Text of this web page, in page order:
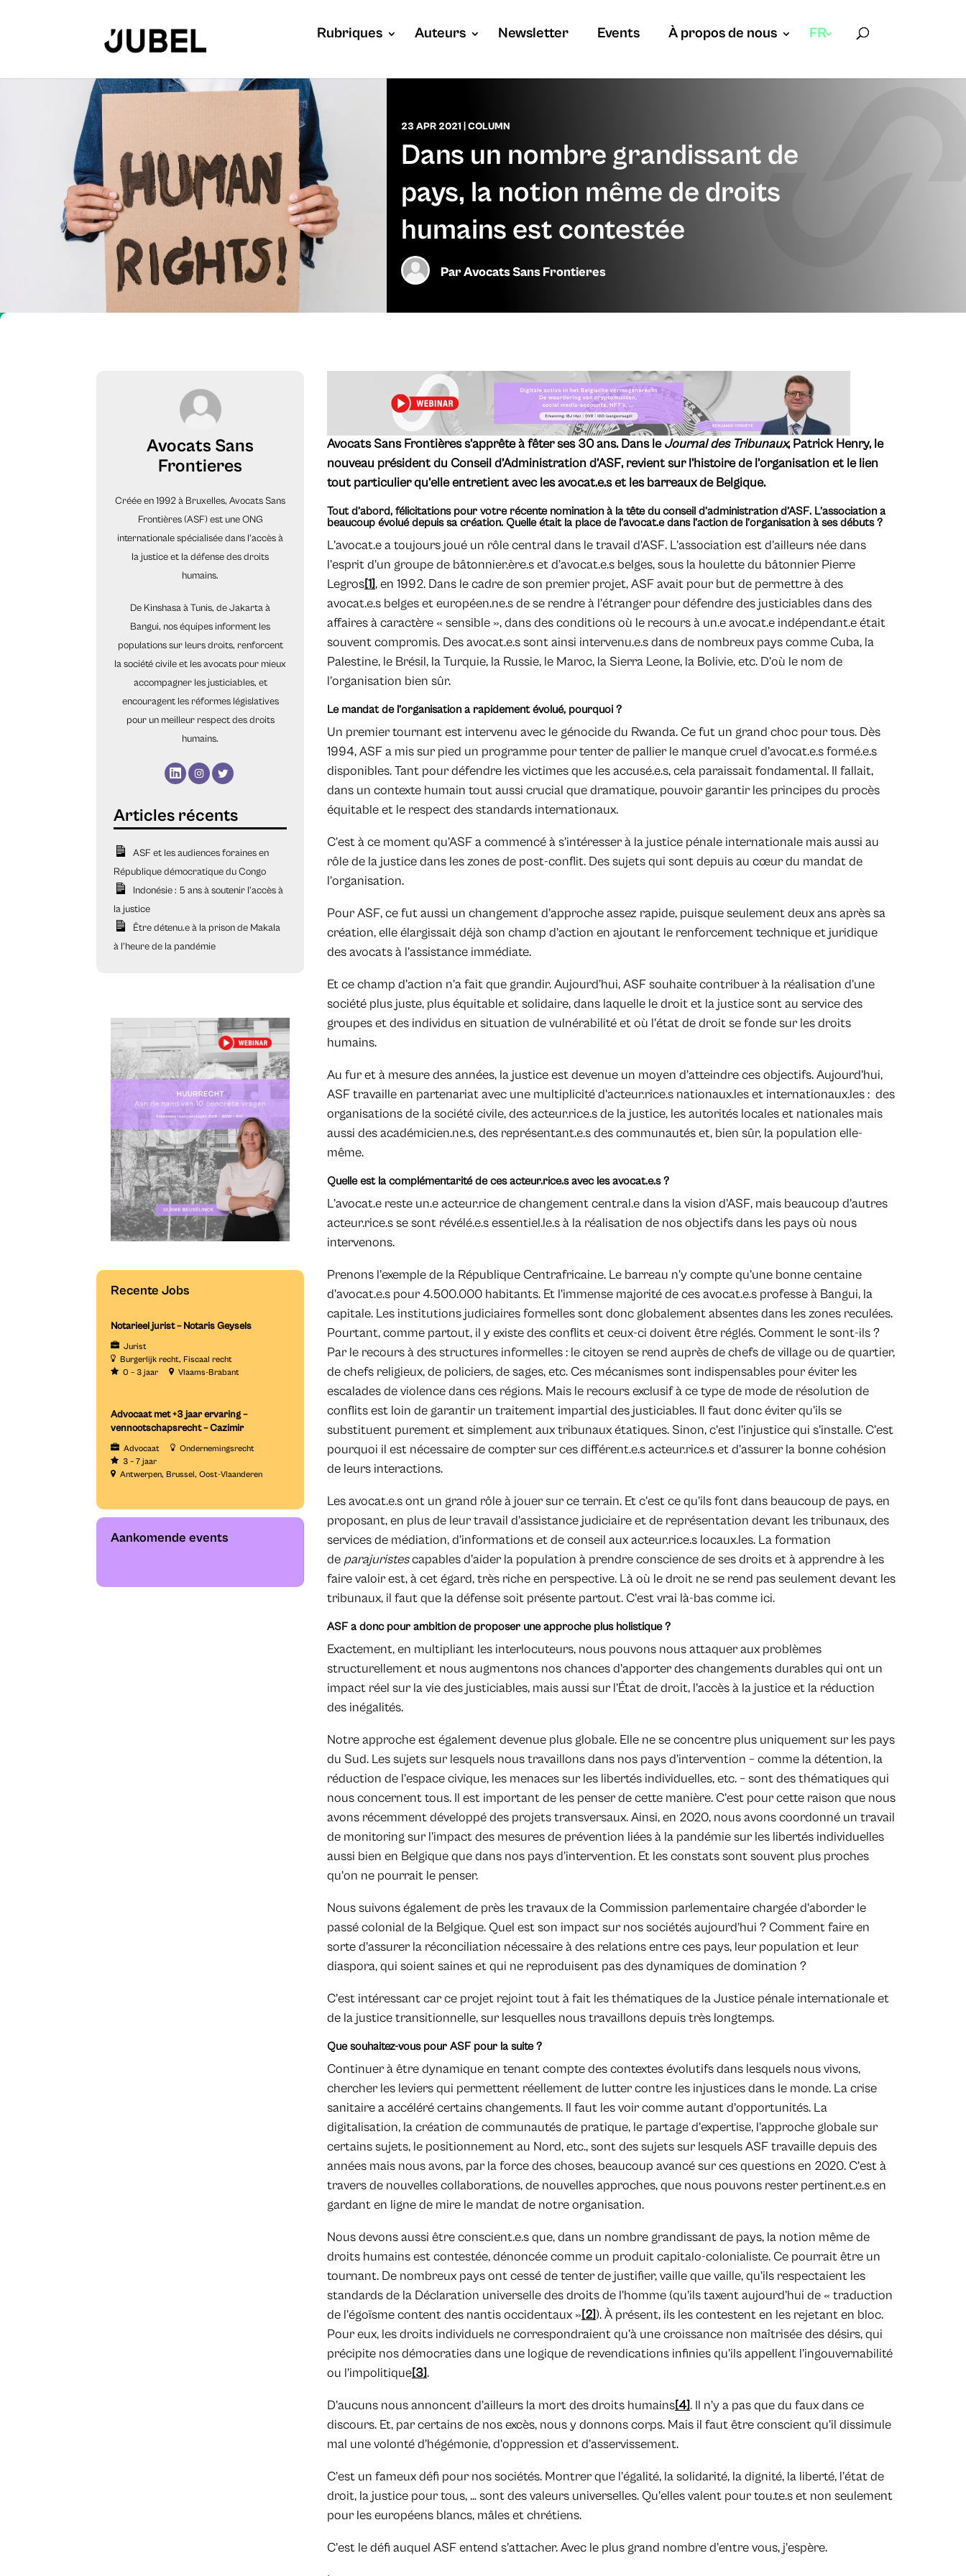
Rubriques Auteurs Newsletter Events À propos de nous FR
23 APR 2021 COLUMN
Dans un nombre grandissant de
pays, la notion même de droits
humains est contestée
ParAvocats Sans Frontieres
Avocats Sans
Frontieres
Créée en 1992 à Bruxelles, Avocats Sans
Frontières (ASF) est une ONG
internationale spécialisée dans l’accès à
la justice et la défense des droits
humains.
De Kinshasa à Tunis, de Jakarta à
Bangui, nos équipes informent les
populations sur leurs droits, renforcent
la société civile et les avocats pour mieux
accompagner les justiciables, et
encouragent les réformes législatives
pour un meilleur respect des droits
humains.
ASF et les audiences foraines en
République démocratique du Congo
Indonésie : 5 ans à soutenir l’accès à
la justice
Être détenu.e à la prison de Makala
à l’heure de la pandémie
Recente Jobs
Notarieel jurist – Notaris Geysels
Jurist
Burgerlijk recht Fiscaal recht
0 – 3 jaar
Vlaams-Brabant
Advocaat met +3 jaar ervaring –
vennootschapsrecht – Cazimir
Advocaat
Ondernemingsrecht
3 – 7 jaar
Antwerpen Brussel Oost-Vlaanderen
Aankomende events
Avocats Sans Frontières s’apprête à fêter ses 30 ans. Dans leJournal des Tribunaux, Patrick Henry, le
nouveau président du Conseil d’Administration d’ASF, revient sur l’histoire de l’organisation et le lien
tout particulier qu’elle entretient avec les avocat.e.s et les barreaux de Belgique.
Tout d’abord, félicitations pour votre récente nomination à la tête du conseil d’administration d’ASF. L’association a
beaucoup évolué depuis sa création. Quelle était la place de l’avocat.e dans l’action de l’organisation à ses débuts ?
L’avocat.e a toujours joué un rôle central dans le travail d’ASF. L’association est d’ailleurs née dans
l’esprit d’un groupe de bâtonnier.ère.s et d’avocat.e.s belges, sous la houlette du bâtonnier Pierre
Legros[1], en 1992. Dans le cadre de son premier projet, ASF avait pour but de permettre à des
avocat.e.s belges et européen.ne.s de se rendre à l’étranger pour défendre des justiciables dans des
affaires à caractère « sensible », dans des conditions où le recours à un.e avocat.e indépendant.e était
souvent compromis. Des avocat.e.s sont ainsi intervenu.e.s dans de nombreux pays comme Cuba, la
Palestine, le Brésil, la Turquie, la Russie, le Maroc, la Sierra Leone, la Bolivie, etc. D’où le nom de
l’organisation bien sûr.
Le mandat de l’organisation a rapidement évolué, pourquoi ?
Un premier tournant est intervenu avec le génocide du Rwanda. Ce fut un grand choc pour tous. Dès
1994, ASF a mis sur pied un programme pour tenter de pallier le manque cruel d’avocat.e.s formé.e.s
disponibles. Tant pour défendre les victimes que les accusé.e.s, cela paraissait fondamental. Il fallait,
dans un contexte humain tout aussi crucial que dramatique, pouvoir garantir les principes du procès
équitable et le respect des standards internationaux.
C’est à ce moment qu’ASF a commencé à s’intéresser à la justice pénale internationale mais aussi au
rôle de la justice dans les zones de post-conflit. Des sujets qui sont depuis au cœur du mandat de
l’organisation.
Pour ASF, ce fut aussi un changement d’approche assez rapide, puisque seulement deux ans après sa
création, elle élargissait déjà son champ d’action en ajoutant le renforcement technique et juridique
des avocats à l’assistance immédiate.
Et ce champ d’action n’a fait que grandir. Aujourd’hui, ASF souhaite contribuer à la réalisation d’une
société plus juste, plus équitable et solidaire, dans laquelle le droit et la justice sont au service des
groupes et des individus en situation de vulnérabilité et où l’état de droit se fonde sur les droits
humains.
Au fur et à mesure des années, la justice est devenue un moyen d’atteindre ces objectifs. Aujourd’hui,
ASF travaille en partenariat avec une multiplicité d’acteur.rice.s nationaux.les et internationaux.les : des
organisations de la société civile, des acteur.rice.s de la justice, les autorités locales et nationales mais
aussi des académicien.ne.s, des représentant.e.s des communautés et, bien sûr, la population elle-
même.
Quelle est la complémentarité de ces acteur.rice.s avec les avocat.e.s ?
L’avocat.e reste un.e acteur.rice de changement central.e dans la vision d’ASF, mais beaucoup d’autres
acteur.rice.s se sont révélé.e.s essentiel.le.s à la réalisation de nos objectifs dans les pays où nous
intervenons.
Prenons l’exemple de la République Centrafricaine. Le barreau n’y compte qu’une bonne centaine
d’avocat.e.s pour 4.500.000 habitants. Et l’immense majorité de ces avocat.e.s professe à Bangui, la
capitale. Les institutions judiciaires formelles sont donc globalement absentes dans les zones reculées.
Pourtant, comme partout, il y existe des conflits et ceux-ci doivent être réglés. Comment le sont-ils ?
Par le recours à des structures informelles : le citoyen se rend auprès de chefs de village ou de quartier,
de chefs religieux, de policiers, de sages, etc. Ces mécanismes sont indispensables pour éviter les
escalades de violence dans ces régions. Mais le recours exclusif à ce type de mode de résolution de
conflits est loin de garantir un traitement impartial des justiciables. Il faut donc éviter qu’ils se
substituent purement et simplement aux tribunaux étatiques. Sinon, c’est l’injustice qui s’installe. C’est
pourquoi il est nécessaire de compter sur ces différent.e.s acteur.rice.s et d’assurer la bonne cohésion
de leurs interactions.
Les avocat.e.s ont un grand rôle à jouer sur ce terrain. Et c’est ce qu’ils font dans beaucoup de pays, en
proposant, en plus de leur travail d’assistance judiciaire et de représentation devant les tribunaux, des
services de médiation, d’informations et de conseil aux acteur.rice.s locaux.les. La formation
de parajuristescapables d’aider la population à prendre conscience de ses droits et à apprendre à les
faire valoir est, à cet égard, très riche en perspective. Là où le droit ne se rend pas seulement devant les
tribunaux, il faut que la défense soit présente partout. C’est vrai là-bas comme ici.
ASF a donc pour ambition de proposer une approche plus holistique ?
Exactement, en multipliant les interlocuteurs, nous pouvons nous attaquer aux problèmes
structurellement et nous augmentons nos chances d’apporter des changements durables qui ont un
impact réel sur la vie des justiciables, mais aussi sur l’État de droit, l’accès à la justice et la réduction
des inégalités.
Notre approche est également devenue plus globale. Elle ne se concentre plus uniquement sur les pays
du Sud. Les sujets sur lesquels nous travaillons dans nos pays d’intervention – comme la détention, la
réduction de l’espace civique, les menaces sur les libertés individuelles, etc. – sont des thématiques qui
nous concernent tous. Il est important de les penser de cette manière. C’est pour cette raison que nous
avons récemment développé des projets transversaux. Ainsi, en 2020, nous avons coordonné un travail
de monitoring sur l’impact des mesures de prévention liées à la pandémie sur les libertés individuelles
aussi bien en Belgique que dans nos pays d’intervention. Et les constats sont souvent plus proches
qu’on ne pourrait le penser.
Nous suivons également de près les travaux de la Commission parlementaire chargée d’aborder le
passé colonial de la Belgique. Quel est son impact sur nos sociétés aujourd’hui ? Comment faire en
sorte d’assurer la réconciliation nécessaire à des relations entre ces pays, leur population et leur
diaspora, qui soient saines et qui ne reproduisent pas des dynamiques de domination ?
C’est intéressant car ce projet rejoint tout à fait les thématiques de la Justice pénale internationale et
de la justice transitionnelle, sur lesquelles nous travaillons depuis très longtemps.
Que souhaitez-vous pour ASF pour la suite ?
Continuer à être dynamique en tenant compte des contextes évolutifs dans lesquels nous vivons,
chercher les leviers qui permettent réellement de lutter contre les injustices dans le monde. La crise
sanitaire a accéléré certains changements. Il faut les voir comme autant d’opportunités. La
digitalisation, la création de communautés de pratique, le partage d’expertise, l’approche globale sur
certains sujets, le positionnement au Nord, etc., sont des sujets sur lesquels ASF travaille depuis des
années mais nous avons, par la force des choses, beaucoup avancé sur ces questions en 2020. C’est à
travers de nouvelles collaborations, de nouvelles approches, que nous pouvons rester pertinent.e.s en
gardant en ligne de mire le mandat de notre organisation.
Nous devons aussi être conscient.e.s que, dans un nombre grandissant de pays, la notion même de
droits humains est contestée, dénoncée comme un produit capitalo-colonialiste. Ce pourrait être un
tournant. De nombreux pays ont cessé de tenter de justifier, vaille que vaille, qu’ils respectaient les
standards de la Déclaration universelle des droits de l’homme (qu’ils taxent aujourd’hui de « traduction
de l’égoïsme content des nantis occidentaux »[2]). À présent, ils les contestent en les rejetant en bloc.
Pour eux, les droits individuels ne correspondraient qu’à une croissance non maîtrisée des désirs, qui
précipite nos démocraties dans une logique de revendications infinies qu’ils appellent l’ingouvernabilité
ou l’impolitique[3].
D’aucuns nous annoncent d’ailleurs la mort des droits humains[4]. Il n’y a pas que du faux dans ce
discours. Et, par certains de nos excès, nous y donnons corps. Mais il faut être conscient qu’il dissimule
mal une volonté d’hégémonie, d’oppression et d’asservissement.
C’est un fameux défi pour nos sociétés. Montrer que l’égalité, la solidarité, la dignité, la liberté, l’état de
droit, la justice pour tous, … sont des valeurs universelles. Qu’elles valent pour tou.te.s et non seulement
pour les européens blancs, mâles et chrétiens.
C’est le défi auquel ASF entend s’attacher. Avec le plus grand nombre d’entre vous, j’espère.